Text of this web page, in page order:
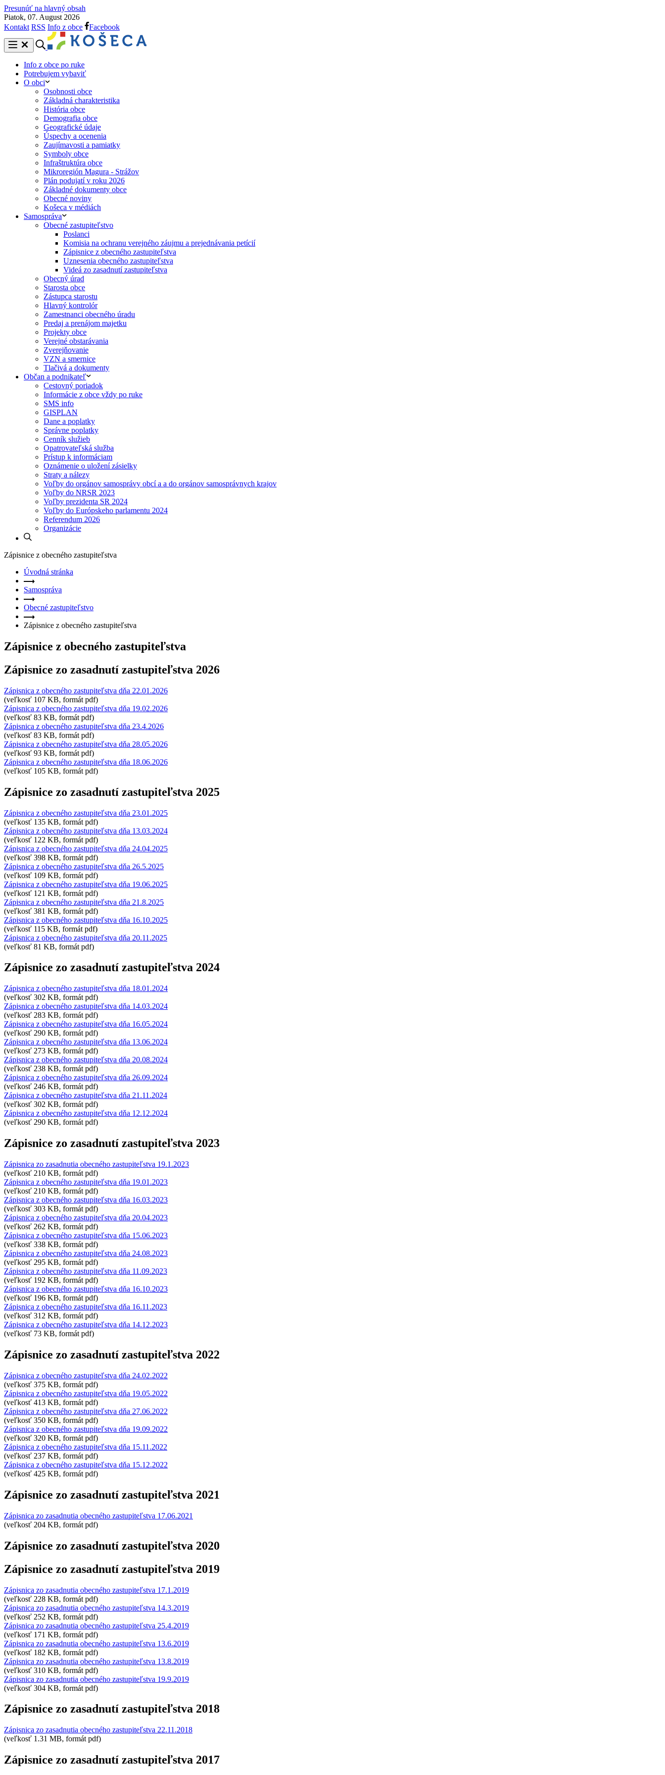
Presunúť na hlavný obsah
Piatok, 07. August 2026
Kontakt RSS Info z obce Facebook
Info z obce po ruke
Potrebujem vybaviť
O obci
Osobnosti obce
Základná charakteristika
História obce
Demografia obce
Geografické údaje
Úspechy a ocenenia
Zaujímavosti a pamiatky
Symboly obce
Infraštruktúra obce
Mikroregión Magura - Strážov
Plán podujatí v roku 2026
Základné dokumenty obce
Obecné noviny
Košeca v médiách
Samospráva
Obecné zastupiteľstvo
Poslanci
Komisia na ochranu verejného záujmu a prejednávania petícií
Zápisnice z obecného zastupiteľstva
Uznesenia obecného zastupiteľstva
Videá zo zasadnutí zastupiteľstva
Obecný úrad
Starosta obce
Zástupca starostu
Hlavný kontrolór
Zamestnanci obecného úradu
Predaj a prenájom majetku
Projekty obce
Verejné obstarávania
Zverejňovanie
VZN a smernice
Tlačivá a dokumenty
Občan a podnikateľ
Cestovný poriadok
Informácie z obce vždy po ruke
SMS info
GISPLAN
Dane a poplatky
Správne poplatky
Cenník služieb
Opatrovateľská služba
Prístup k informáciam
Oznámenie o uložení zásielky
Straty a nálezy
Voľby do orgánov samosprávy obcí a a do orgánov samosprávnych krajov
Voľby do NRSR 2023
Voľby prezidenta SR 2024
Voľby do Európskeho parlamentu 2024
Referendum 2026
Organizácie
Zápisnice z obecného zastupiteľstva
Úvodná stránka
Samospráva
Obecné zastupiteľstvo
Zápisnice z obecného zastupiteľstva
Zápisnice z obecného zastupiteľstva
Zápisnice zo zasadnutí zastupiteľstva 2026
Zápisnica z obecného zastupiteľstva dňa 22.01.2026
(veľkosť 107 KB, formát pdf)
Zápisnica z obecného zastupiteľstva dňa 19.02.2026
(veľkosť 83 KB, formát pdf)
Zápisnica z obecného zastupiteľstva dňa 23.4.2026
(veľkosť 83 KB, formát pdf)
Zápisnica z obecného zastupiteľstva dňa 28.05.2026
(veľkosť 93 KB, formát pdf)
Zápisnica z obecného zastupiteľstva dňa 18.06.2026
(veľkosť 105 KB, formát pdf)
Zápisnice zo zasadnutí zastupiteľstva 2025
Zápisnica z obecného zastupiteľstva dňa 23.01.2025
(veľkosť 135 KB, formát pdf)
Zápisnica z obecného zastupiteľstva dňa 13.03.2024
(veľkosť 122 KB, formát pdf)
Zápisnica z obecného zastupiteľstva dňa 24.04.2025
(veľkosť 398 KB, formát pdf)
Zápisnica z obecného zastupiteľstva dňa 26.5.2025
(veľkosť 109 KB, formát pdf)
Zápisnica z obecného zastupiteľstva dňa 19.06.2025
(veľkosť 121 KB, formát pdf)
Zápisnica z obecného zastupiteľstva dňa 21.8.2025
(veľkosť 381 KB, formát pdf)
Zápisnica z obecného zastupiteľstva dňa 16.10.2025
(veľkosť 115 KB, formát pdf)
Zápisnica z obecného zastupiteľstva dňa 20.11.2025
(veľkosť 81 KB, formát pdf)
Zápisnice zo zasadnutí zastupiteľstva 2024
Zápisnica z obecného zastupiteľstva dňa 18.01.2024
(veľkosť 302 KB, formát pdf)
Zápisnica z obecného zastupiteľstva dňa 14.03.2024
(veľkosť 283 KB, formát pdf)
Zápisnica z obecného zastupiteľstva dňa 16.05.2024
(veľkosť 290 KB, formát pdf)
Zápisnica z obecného zastupiteľstva dňa 13.06.2024
(veľkosť 273 KB, formát pdf)
Zápisnica z obecného zastupiteľstva dňa 20.08.2024
(veľkosť 238 KB, formát pdf)
Zápisnica z obecného zastupiteľstva dňa 26.09.2024
(veľkosť 246 KB, formát pdf)
Zápisnica z obecného zastupiteľstva dňa 21.11.2024
(veľkosť 302 KB, formát pdf)
Zápisnica z obecného zastupiteľstva dňa 12.12.2024
(veľkosť 290 KB, formát pdf)
Zápisnice zo zasadnutí zastupiteľstva 2023
Zápisnica zo zasadnutia obecného zastupiteľstva 19.1.2023
(veľkosť 210 KB, formát pdf)
Zápisnica z obecného zastupiteľstva dňa 19.01.2023
(veľkosť 210 KB, formát pdf)
Zápisnica z obecného zastupiteľstva dňa 16.03.2023
(veľkosť 303 KB, formát pdf)
Zápisnica z obecného zastupiteľstva dňa 20.04.2023
(veľkosť 262 KB, formát pdf)
Zápisnica z obecného zastupiteľstva dňa 15.06.2023
(veľkosť 338 KB, formát pdf)
Zápisnica z obecného zastupiteľstva dňa 24.08.2023
(veľkosť 295 KB, formát pdf)
Zápisnica z obecného zastupiteľstva dňa 11.09.2023
(veľkosť 192 KB, formát pdf)
Zápisnica z obecného zastupiteľstva dňa 16.10.2023
(veľkosť 196 KB, formát pdf)
Zápisnica z obecného zastupiteľstva dňa 16.11.2023
(veľkosť 312 KB, formát pdf)
Zápisnica z obecného zastupiteľstva dňa 14.12.2023
(veľkosť 73 KB, formát pdf)
Zápisnice zo zasadnutí zastupiteľstva 2022
Zápisnica z obecného zastupiteľstva dňa 24.02.2022
(veľkosť 375 KB, formát pdf)
Zápisnica z obecného zastupiteľstva dňa 19.05.2022
(veľkosť 413 KB, formát pdf)
Zápisnica z obecného zastupiteľstva dňa 27.06.2022
(veľkosť 350 KB, formát pdf)
Zápisnica z obecného zastupiteľstva dňa 19.09.2022
(veľkosť 320 KB, formát pdf)
Zápisnica z obecného zastupiteľstva dňa 15.11.2022
(veľkosť 237 KB, formát pdf)
Zápisnica z obecného zastupiteľstva dňa 15.12.2022
(veľkosť 425 KB, formát pdf)
Zápisnice zo zasadnutí zastupiteľstva 2021
Zápisnica zo zasadnutia obecného zastupiteľstva 17.06.2021
(veľkosť 204 KB, formát pdf)
Zápisnice zo zasadnutí zastupiteľstva 2020
Zápisnice zo zasadnutí zastupiteľstva 2019
Zápisnica zo zasadnutia obecného zastupiteľstva 17.1.2019
(veľkosť 228 KB, formát pdf)
Zápisnica zo zasadnutia obecného zastupiteľstva 14.3.2019
(veľkosť 252 KB, formát pdf)
Zápisnica zo zasadnutia obecného zastupiteľstva 25.4.2019
(veľkosť 171 KB, formát pdf)
Zápisnica zo zasadnutia obecného zastupiteľstva 13.6.2019
(veľkosť 182 KB, formát pdf)
Zápisnica zo zasadnutia obecného zastupiteľstva 13.8.2019
(veľkosť 310 KB, formát pdf)
Zápisnica zo zasadnutia obecného zastupiteľstva 19.9.2019
(veľkosť 304 KB, formát pdf)
Zápisnice zo zasadnutí zastupiteľstva 2018
Zápisnica zo zasadnutia obecného zastupiteľstva 22.11.2018
(veľkosť 1.31 MB, formát pdf)
Zápisnice zo zasadnutí zastupiteľstva 2017